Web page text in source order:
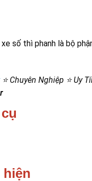
số thì phanh là bộ
⭐ Chuyên Nghiệp ⭐ Uy